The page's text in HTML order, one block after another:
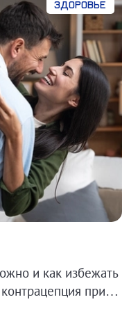
Здоровье
и как избежать
при